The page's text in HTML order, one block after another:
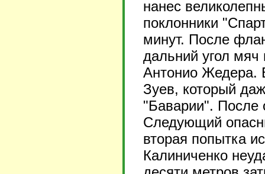
нанес
поклонники
минут. После
дальний угол
Антонио Жедера.
Зуев, который
"Баварии". После
Следующий
вторая попытка
Калиниченко